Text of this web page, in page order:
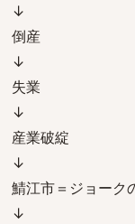
↓
倒産
↓
失業
↓
産業破綻
↓
鯖江市＝ジョーク
↓